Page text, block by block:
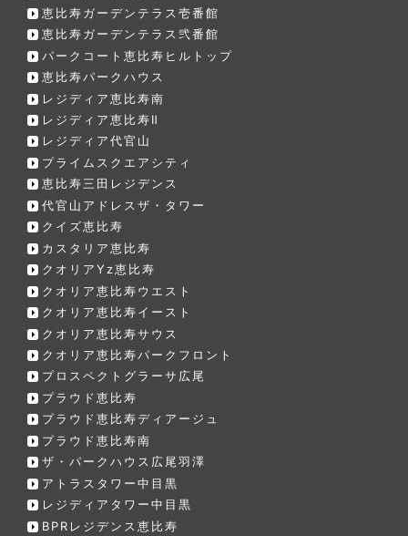
恵比寿ガーデンテラス壱番館
恵比寿ガーデンテラス弐番館
パークコート恵比寿ヒルトップ
恵比寿パークハウス
レジディア恵比寿南
レジディア恵比寿Ⅱ
レジディア代官山
プライムスクエアシティ
恵比寿三田レジデンス
代官山アドレスザ・タワー
クイズ恵比寿
カスタリア恵比寿
クオリアYz恵比寿
クオリア恵比寿ウエスト
クオリア恵比寿イースト
クオリア恵比寿サウス
クオリア恵比寿パークフロント
プロスペクトグラーサ広尾
プラウド恵比寿
プラウド恵比寿ディアージュ
プラウド恵比寿南
ザ・パークハウス広尾羽澤
アトラスタワー中目黒
レジディアタワー中目黒
BPRレジデンス恵比寿